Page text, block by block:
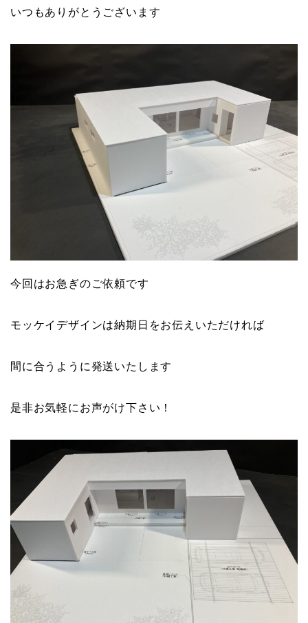
いつもありがとうございます
今回はお急ぎのご依頼です
モッケイデザインは納期日をお伝えいただければ
間に合うように発送いたします
是非お気軽にお声がけ下さい！